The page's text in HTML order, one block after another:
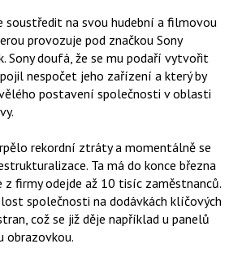
soustředit na svou hudební a filmovou
provozuje pod značkou Sony
Sony doufá, že se mu podaří vytvořit
nespočet jeho zařízení a který by
postavení společnosti v oblasti
rekordní ztráty a momentálně se
Ta má do konce března
firmy odejde až 10 tisíc zaměstnanců.
společnosti na dodávkách klíčových
což se již děje například u panelů
obrazovkou.